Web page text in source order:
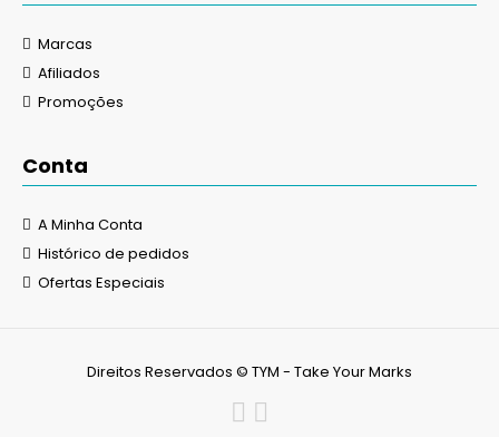
Marcas
Afiliados
Promoções
Conta
A Minha Conta
Histórico de pedidos
Ofertas Especiais
Direitos Reservados © TYM - Take Your Marks